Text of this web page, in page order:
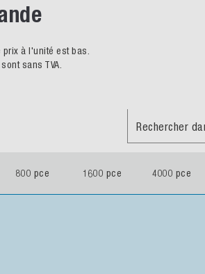
à l'unité est bas.
sans TVA.
Rechercher
800 pce 1600 pce 4000 pce